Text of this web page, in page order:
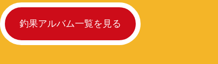
釣果アルバム一覧を見る